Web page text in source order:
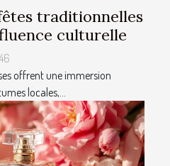
traditionnelles
culturelle
offrent une immersion
locales,...